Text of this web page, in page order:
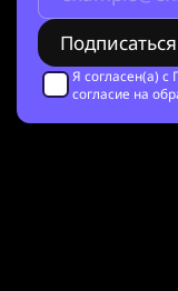
Я согласен(а) с
согласие на